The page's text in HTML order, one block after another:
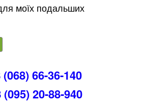
моїх подальших
66-36-140
(095) 20-88-940